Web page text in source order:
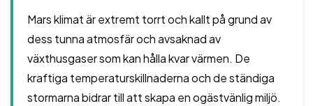
Mars klimat är extremt torrt och kallt på grund av
dess tunna atmosfär och avsaknad av
växthusgaser som kan hålla kvar värmen. De
kraftiga temperaturskillnaderna och de ständiga
stormarna bidrar till att skapa en ogästvänlig miljö.